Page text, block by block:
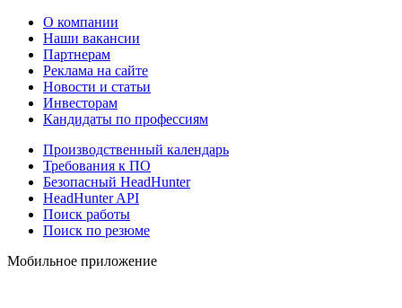
О компании
Наши вакансии
Партнерам
Реклама на сайте
Новости и статьи
Инвесторам
Кандидаты по профессиям
Производственный календарь
Требования к ПО
Безопасный HeadHunter
HeadHunter API
Поиск работы
Поиск по резюме
Мобильное приложение